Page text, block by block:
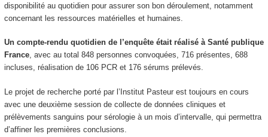
disponibilité au quotidien pour assurer son bon déroulement, notamment
concernant les ressources matérielles et humaines.
Un compte-rendu quotidien de l’enquête était réalisé à Santé publique
France, avec au total 848 personnes convoquées, 716 présentes, 688
incluses, réalisation de 106 PCR et 176 sérums prélevés.
Le projet de recherche porté par l’Institut Pasteur est toujours en cours
avec une deuxième session de collecte de données cliniques et
prélèvements sanguins pour sérologie à un mois d’intervalle, qui permettra
d’affiner les premières conclusions.